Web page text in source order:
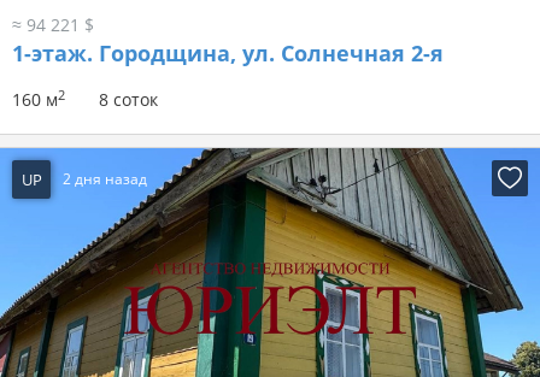
≈ 94 221 $
1-этаж. Городщина, ул. Солнечная 2-я
160 м2 8 соток
UP 2 дня назад